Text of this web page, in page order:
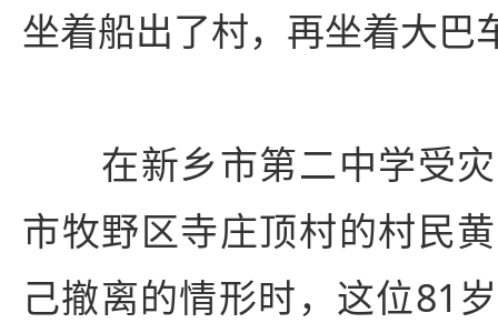
坐着船出了村，再坐着大
在新乡市第二中学受灾
市牧野区寺庄顶村的村民
己撤离的情形时，这位81